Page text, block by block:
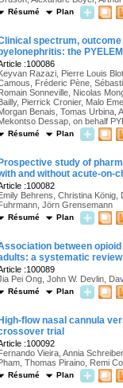
Résumé Plan
spectrum,
the
:100086
Razazi, Pierre Louis
Fréderic Pène,
Sonneville, Nicolas
Pierrick Cronier, Malo
Benais, Tomas Urbina,
Dessap, on behalf
Résumé Plan
Prospective study of
and without acute-on-
:100082
Behrens, Christina
Jörn Grensemann
Résumé Plan
between
a systematic
:100089
Pei Ong, John W. Devlin,
Résumé Plan
High-flow nasal cannula
trial
:100092
Vieira, Annia
Thomas Piraino, Remi
Résumé Plan